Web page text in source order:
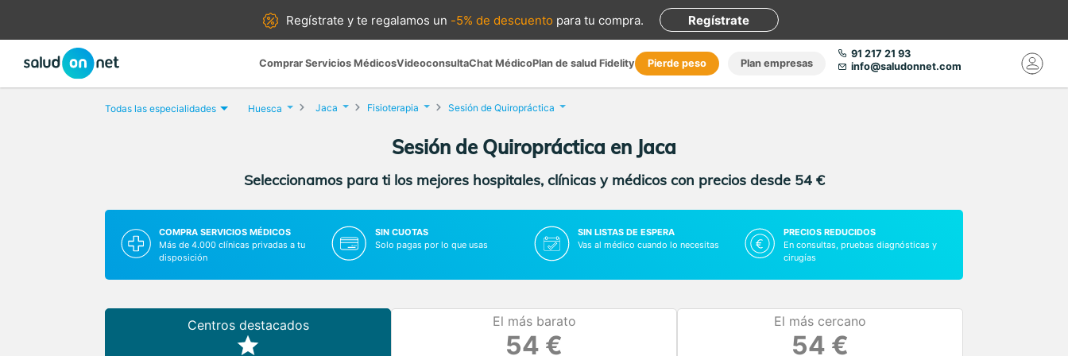
Regístrate yte regalamos un -5% de descuento para tu compra. Regístrate
Comprar Servicios MédicosVideoconsultaChat MédicoPlan de salud Fidelity Pierde peso Plan empresas
91 217 21 93
info@saludonnet.com
Todas las especialidades Huesca Jaca Fisioterapia Sesión de Quiropráctica
Sesión de Quiropráctica en Jaca
Seleccionamos para ti los mejores hospitales, clínicas y médicos con precios desde 54 €
COMPRA SERVICIOS MÉDICOS
Más de 4.000 clínicas privadas a tu
disposición
SIN CUOTAS
Solo pagas por lo que usas
SIN LISTAS DE ESPERA
Vas al médico cuando lo necesitas
PRECIOS REDUCIDOS
En consultas, pruebas diagnósticas y
cirugías
Centros destacados El más barato
54 €
El más cercano
54 €